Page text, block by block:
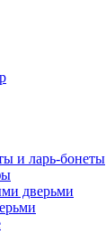
и ларь-бонеты
дверьми